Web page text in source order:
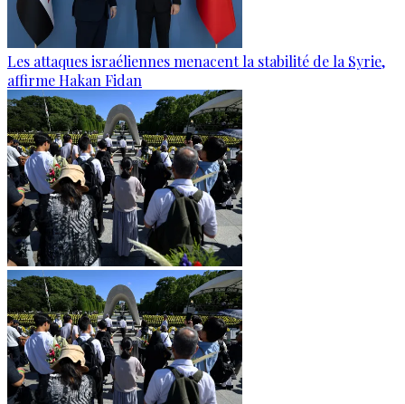
Les attaques israéliennes menacent la stabilité de la Syrie,
affirme Hakan Fidan